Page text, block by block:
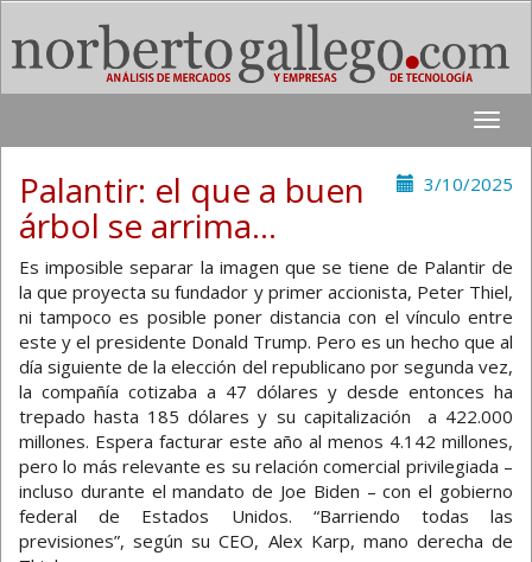
Toggle
3/10/2025
Palantir: el que a buen
árbol se arrima…
Es imposible separar la imagen que se tiene de Palantir de
la que proyecta su fundador y primer accionista, Peter Thiel,
ni tampoco es posible poner distancia con el vínculo entre
este y el presidente Donald Trump. Pero es un hecho que al
día siguiente de la elección del republicano por segunda vez,
la compañía cotizaba a 47 dólares y desde entonces ha
trepado hasta 185 dólares y su capitalización a 422.000
millones. Espera facturar este año al menos 4.142 millones,
pero lo más relevante es su relación comercial privilegiada –
incluso durante el mandato de Joe Biden – con el gobierno
federal de Estados Unidos. “Barriendo todas las
previsiones”, según su CEO, Alex Karp, mano derecha de